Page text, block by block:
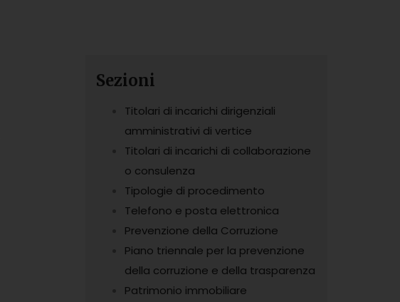
Sezioni
Titolari di incarichi dirigenziali
amministrativi di vertice
Titolari di incarichi di collaborazione
o consulenza
Tipologie di procedimento
Telefono e posta elettronica
Prevenzione della Corruzione
Piano triennale per la prevenzione
della corruzione e della trasparenza
Patrimonio immobiliare